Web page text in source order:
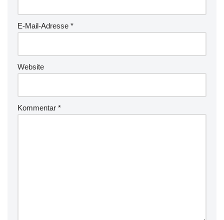
E-Mail-Adresse *
Website
Kommentar *